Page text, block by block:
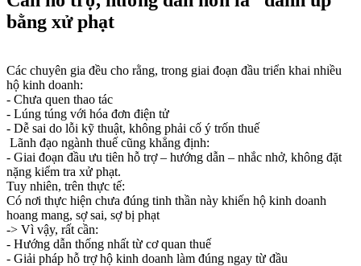
bằng xử phạt
Các chuyên gia đều cho rằng, trong giai đoạn đầu triển khai nhiều
hộ kinh doanh:
- Chưa quen thao tác
- Lúng túng với hóa đơn điện tử
- Dễ sai do lỗi kỹ thuật, không phải cố ý trốn thuế
Lãnh đạo ngành thuế cũng khẳng định:
- Giai đoạn đầu ưu tiên hỗ trợ – hướng dẫn – nhắc nhở, không đặt
nặng kiểm tra xử phạt.
Tuy nhiên, trên thực tế:
Có nơi thực hiện chưa đúng tinh thần này khiến hộ kinh doanh
hoang mang, sợ sai, sợ bị phạt
-> Vì vậy, rất cần:
- Hướng dẫn thống nhất từ cơ quan thuế
- Giải pháp hỗ trợ hộ kinh doanh làm đúng ngay từ đầu